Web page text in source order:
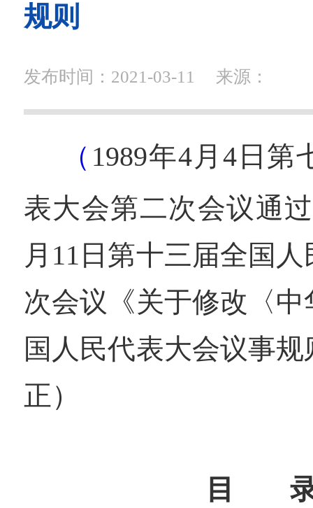
规则
发布时间：2021-03-11 来源：
（ 1989年4月4日第
表大会第二次会议通
月11日第十三届全国
次会议《关于修改〈
国人民代表大会议事
正）
目